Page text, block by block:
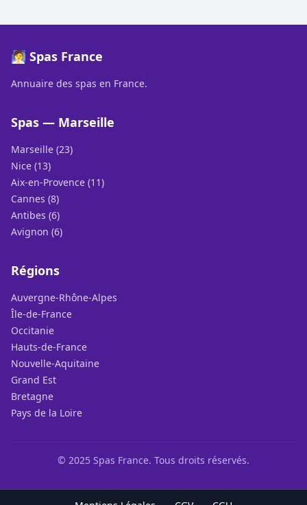
🧖 Spas France
Annuaire des spas en France.
Spas — Marseille
Marseille (23)
Nice (13)
Aix-en-Provence (11)
Cannes (8)
Antibes (6)
Avignon (6)
Régions
Auvergne-Rhône-Alpes
Île-de-France
Occitanie
Hauts-de-France
Nouvelle-Aquitaine
Grand Est
Bretagne
Pays de la Loire
© 2025 Spas France. Tous droits réservés.